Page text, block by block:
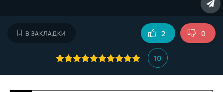
В ЗАКЛАДКИ
10
2 0